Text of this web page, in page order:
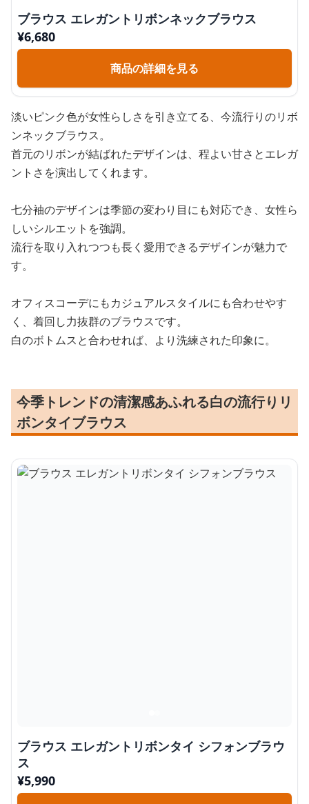
ブラウス エレガントリボンネックブラウス
¥6,680
商品の詳細を見る
淡いピンク色が女性らしさを引き立てる、今流行りのリボ
ンネックブラウス。
首元のリボンが結ばれたデザインは、程よい甘さとエレガ
ントさを演出してくれます。
七分袖のデザインは季節の変わり目にも対応でき、女性ら
しいシルエットを強調。
流行を取り入れつつも長く愛用できるデザインが魅力で
す。
オフィスコーデにもカジュアルスタイルにも合わせやす
く、着回し力抜群のブラウスです。
白のボトムスと合わせれば、より洗練された印象に。
今季トレンドの清潔感あふれる白の流行りリ
ボンタイブラウス
ブラウス エレガントリボンタイ シフォンブラウ
ス
¥5,990